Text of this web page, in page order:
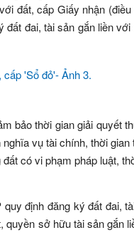
đất, cấp Giấy nhận
đai, tài sản gắn liền
bảo thời gian giải quyết
vụ tài chính, thời
có vi phạm pháp luật,
định đăng ký đất đai,
sở hữu tài sản gắn